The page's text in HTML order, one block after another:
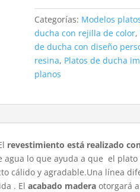
Categorías: Modelos
ducha con rejilla de color,
de ducha con diseño
resina, Platos de ducha
planos
revestimiento está realizado
agua lo que ayuda a que el
cálido y agradable.Una línea
. Elacabado madera otorgará